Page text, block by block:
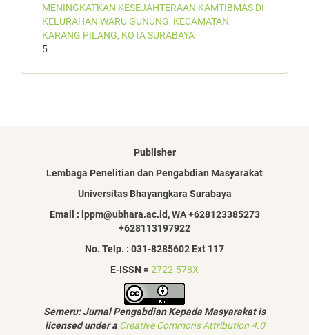
MENINGKATKAN KESEJAHTERAAN KAMTIBMAS DI
KELURAHAN WARU GUNUNG, KECAMATAN
KARANG PILANG, KOTA SURABAYA
5
Publisher
Lembaga Penelitian dan Pengabdian Masyarakat
Universitas Bhayangkara Surabaya
Email : lppm@ubhara.ac.id, WA +628123385273
+628113197922
No. Telp. : 031-8285602 Ext 117
E-ISSN = 2722-578X
Semeru: Jurnal Pengabdian Kepada Masyarakat is
licensed under a Creative Commons Attribution 4.0